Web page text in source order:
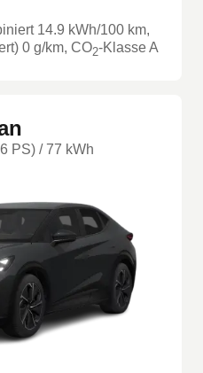
14.9 kWh/100 km,
0 g/km, CO2-KlasseA
PS) / 77 kWh